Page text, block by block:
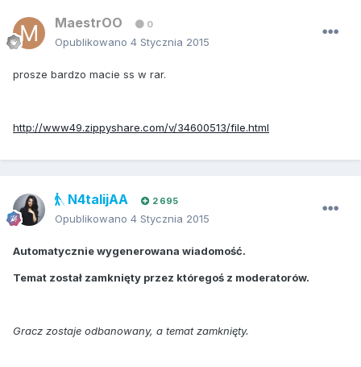
MaestrOO 0
Opublikowano 4 Stycznia 2015
prosze bardzo macie ss w rar.
http://www49.zippyshare.com/v/34600513/file.html
N4talijAA 2 695
Opublikowano 4 Stycznia 2015
Automatycznie wygenerowana wiadomość.
Temat został zamknięty przez któregoś z moderatorów.
Gracz zostaje odbanowany, a temat zamknięty.